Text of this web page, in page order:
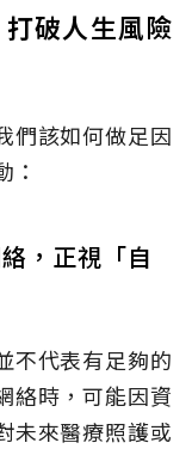
破人生風險
們該如何做足因
，正視「自
不代表有足夠的
絡時，可能因資
未來醫療照護或